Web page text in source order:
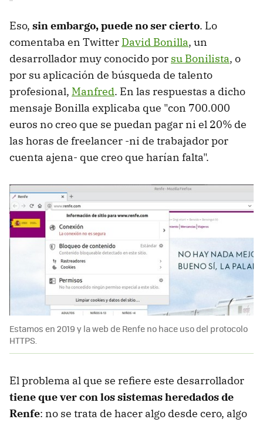
Eso, sin embargo, puede no ser cierto. Lo
comentaba en Twitter David Bonilla, un
desarrollador muy conocido por su Bonilista, o
por su aplicación de búsqueda de talento
profesional, Manfred. En las respuestas a dicho
mensaje Bonilla explicaba que "con 700.000
euros no creo que se puedan pagar ni el 20% de
las horas de freelancer -ni de trabajador por
cuenta ajena- que creo que harían falta".
Estamos en 2019 y la web de Renfe no hace uso del protocolo
HTTPS.
El problema al que se refiere este desarrollador
tiene que ver con los sistemas heredados de
Renfe: no se trata de hacer algo desde cero, algo